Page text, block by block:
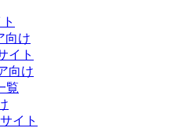
向け
イト
向け
覧
イト